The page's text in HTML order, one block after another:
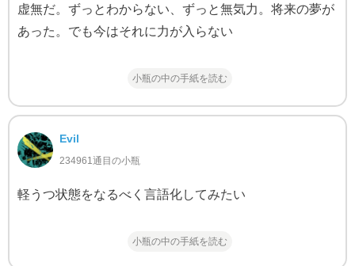
虚無だ。ずっとわからない、ずっと無気力。将来の夢が
あった。でも今はそれに力が入らない
小瓶の中の手紙を読む
Evil
234961通目の小瓶
軽うつ状態をなるべく言語化してみたい
小瓶の中の手紙を読む